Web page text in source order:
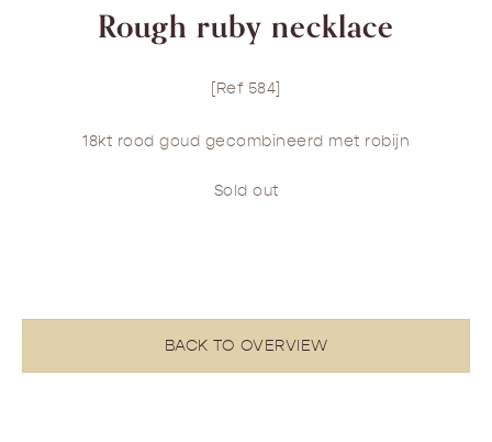
Rough ruby necklace
[Ref 584]
18kt rood goud gecombineerd met robijn
Sold out
BACK TO OVERVIEW